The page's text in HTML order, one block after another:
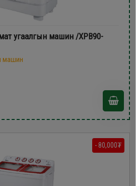
угаалгын машин /XPB90-
машин
- 80,000₮